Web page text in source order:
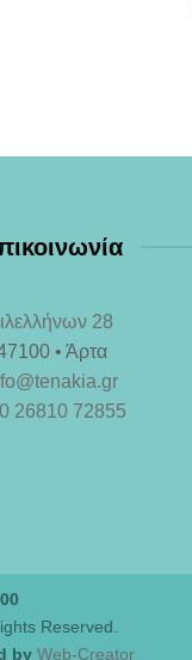
28
• Άρτα
26810 72855
Reserved.
by Web-Creator